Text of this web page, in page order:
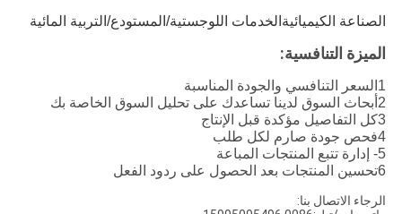
الصناعة الكيميائية الخدمات اللوجستية/المستودع/التربية المائية
الميزة التنافسية:
1السعر التنافسي والجودة المناسبة
2أبحاث السوق لدينا تساعدك على تحليل السوق الخاصة بك
3كل التفاصيل مؤكدة قبل الإنتاج
4فحص جودة صارم لكل طلب
5- إدارة تتبع المنتجات المباعة
6تحسين المنتجات بعد الحصول على ردود الفعل
الرجاء الاتصال بنا: